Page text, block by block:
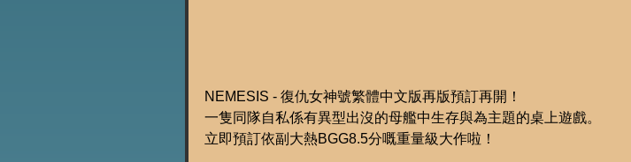
NEMESIS - 復仇女神號繁體中文版再版預訂再開！
一隻同隊自私係有異型出沒的母艦中生存與為主題的桌上遊戲。
立即預訂依副大熱BGG8.5分嘅重量級大作啦！